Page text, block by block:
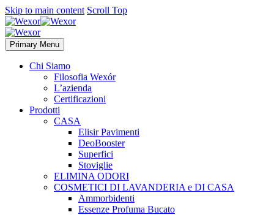
Skip to main content Scroll Top
Primary Menu
Chi Siamo
Filosofia Wexór
L’azienda
Certificazioni
Prodotti
CASA
Elisir Pavimenti
DeoBooster
Superfici
Stoviglie
ELIMINA ODORI
COSMETICI DI LAVANDERIA e DI CASA
Ammorbidenti
Essenze Profuma Bucato